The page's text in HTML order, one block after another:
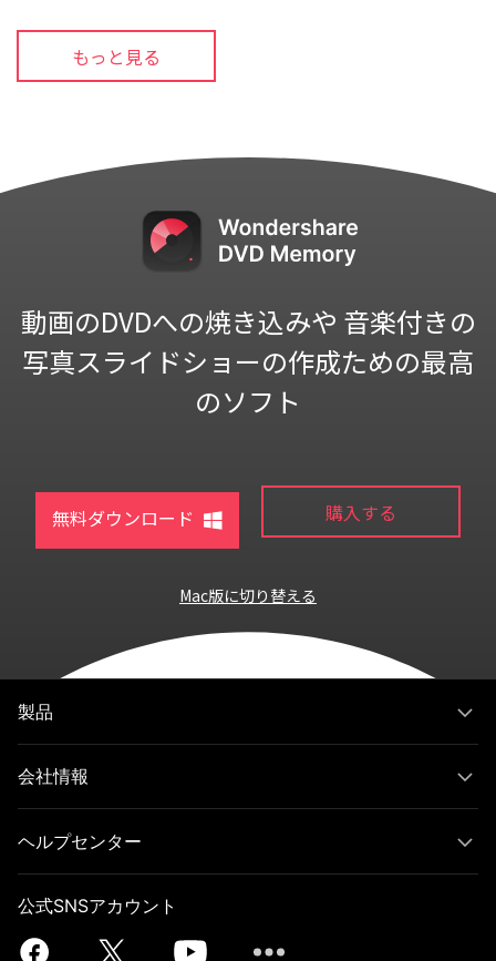
もっと見る
動画のDVDへの焼き込みや 音楽付きの
写真スライドショーの作成ための最高
のソフト
無料ダウンロード 購入する
Mac版に切り替える
製品
会社情報
ヘルプセンター
公式SNSアカウント